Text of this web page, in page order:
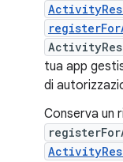
tua app
di
Conserva un